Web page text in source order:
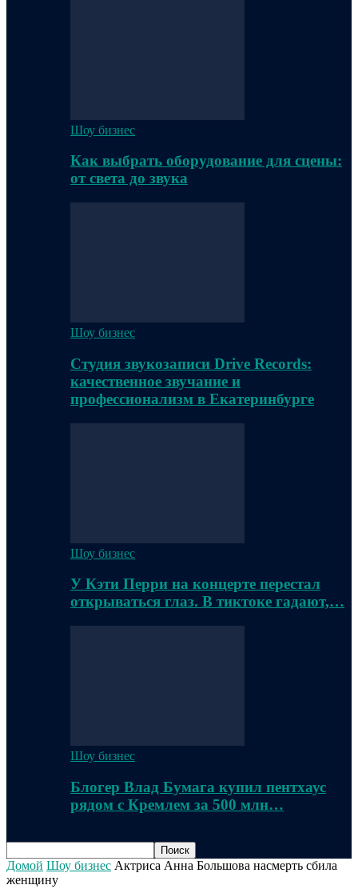
Шоу бизнес
Как выбрать оборудование для сцены:
от света до звука
Шоу бизнес
Студия звукозаписи Drive Records:
качественное звучание и
профессионализм в Екатеринбурге
Шоу бизнес
У Кэти Перри на концерте перестал
открываться глаз. В тиктоке гадают,…
Шоу бизнес
Блогер Влад Бумага купил пентхаус
рядом с Кремлем за 500 млн…
Домой Шоу бизнес Актриса Анна Большова насмерть сбила
женщину